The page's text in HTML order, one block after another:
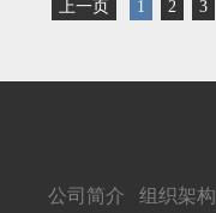
上一页 1 2 3
公司简介 组织架构